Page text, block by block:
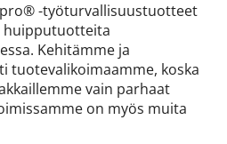
-työturvallisuustuotteet
huipputuotteita
Kehitämme ja
tuotevalikoimaamme, koska
vain parhaat
on myös muita